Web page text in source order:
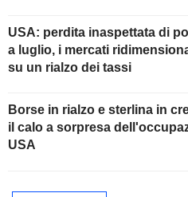
USA: perdita inaspettata di
a luglio, i mercati
su un rialzo dei tassi
Borse in rialzo e sterlina in
il calo a sorpresa
USA